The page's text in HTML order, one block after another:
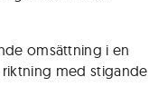
omsättning i en
riktning med stigande